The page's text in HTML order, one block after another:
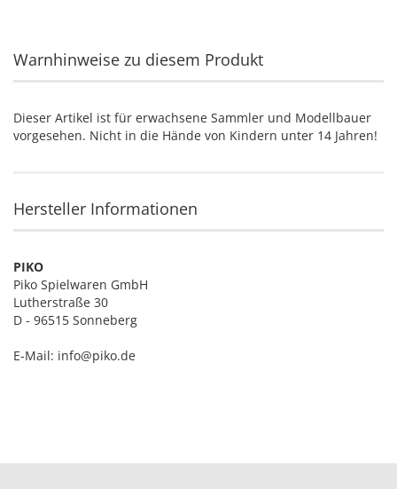
Warnhinweise zu diesem Produkt
Dieser Artikel ist für erwachsene Sammler und Modellbauer
vorgesehen. Nicht in die Hände von Kindern unter 14 Jahren!
Hersteller Informationen
PIKO
Piko Spielwaren GmbH
Lutherstraße 30
D - 96515 Sonneberg
E-Mail: info@piko.de